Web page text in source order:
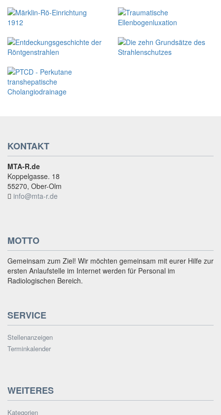
KONTAKT
MTA-R.de
Koppelgasse. 18
55270, Ober-Olm
info@mta-r.de
MOTTO
Gemeinsam zum Ziel! Wir möchten gemeinsam mit eurer Hilfe zur
ersten Anlaufstelle im Internet werden für Personal im
Radiologischen Bereich.
SERVICE
Stellenanzeigen
Terminkalender
WEITERES
Kategorien